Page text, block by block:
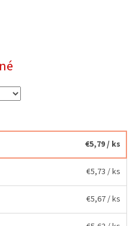
€5,79/ ks
€5,73 / ks
€5,67/ ks